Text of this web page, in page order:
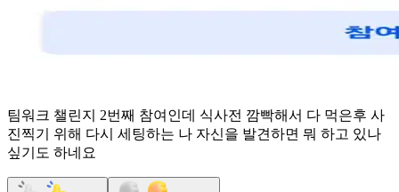
팀워크 챌린지 2번째 참여인데 식사전 깜빡해서 다 먹은후 사
진찍기 위해 다시 세팅하는 나 자신을 발견하면 뭐 하고 있나
싶기도 하네요